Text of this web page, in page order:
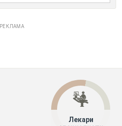
РЕКЛАМА
Лекари